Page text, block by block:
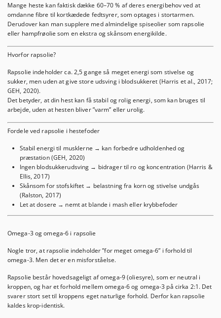
Mange heste kan faktisk dække 60–70 % af deres energibehovved at
omdanne fibre til kortkædede fedtsyrer, som optages i stortarmen.
Derudover kan man supplere med almindelige spiseolier som rapsolie
eller hampfrøolie som en ekstra og skånsom energikilde.
Hvorfor rapsolie?
Rapsolie indeholder ca. 2,5 gange så meget energi som stivelse og
sukker, men uden at give store udsving i blodsukkeret (Harris et al., 2017;
GEH, 2020).
Det betyder, at din hest kan få stabil og rolig energi, som kan bruges til
arbejde, uden at hesten bliver ”varm” eller urolig.
Fordele ved rapsolie i hestefoder
Stabil energi til musklerne → kan forbedre udholdenhed og
præstation (GEH, 2020)
Ingen blodsukkerudsving → bidrager til ro og koncentration (Harris &
Ellis, 2017)
Skånsom for stofskiftet → belastning fra korn og stivelse undgås
(Ralston, 2017)
Let at dosere → nemt at blande i mash eller krybbefoder
Omega-3 og omega-6 i rapsolie
Nogle tror, at rapsolie indeholder ”for meget omega-6” i forhold til
omega-3. Men det er en misforståelse.
Rapsolie består hovedsageligt afomega-9 (oliesyre), som er neutral i
kroppen, og har et forhold mellem omega-6 og omega-3 på cirka 2:1. Det
svarer stort set til kroppens eget naturlige forhold. Derfor kan rapsolie
kaldes krop-identisk.